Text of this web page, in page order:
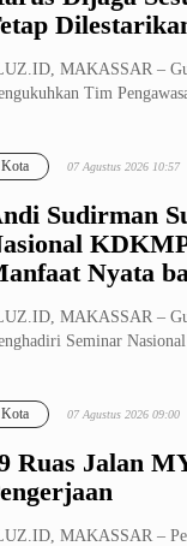
MAKASSAR –
Tim
Sudirman
Nyata
Kota 07 Agustus 2026 10:57
MAKASSAR –
Seminar
Ruas Jalan
Kota 07 Agustus 2026 09:00
MAKASSAR –